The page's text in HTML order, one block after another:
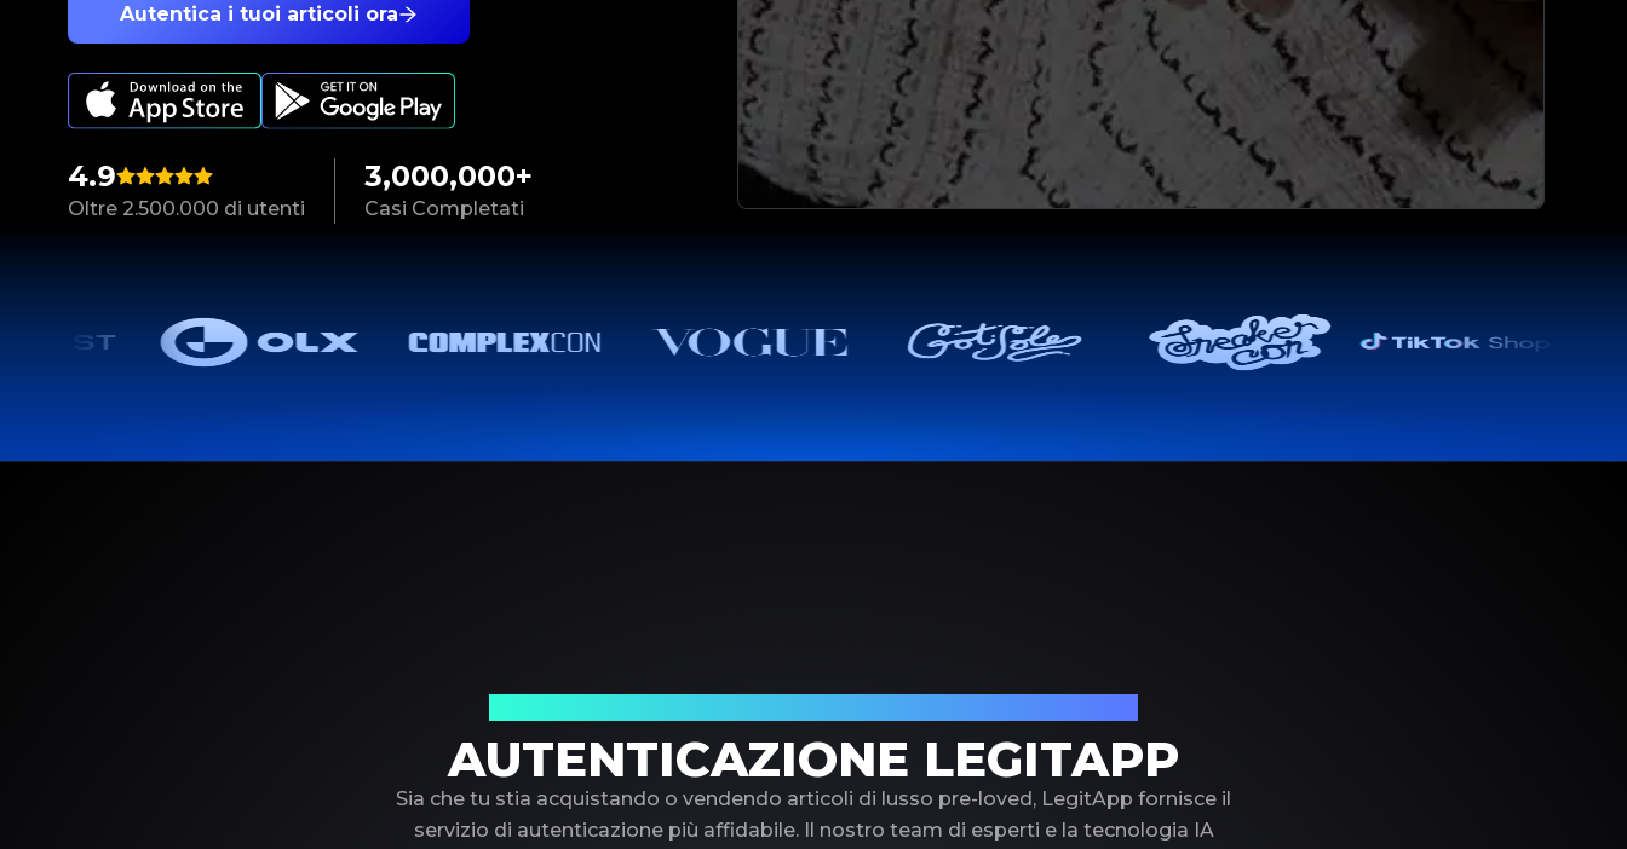
4.9
Oltre 2.500.000 di utenti
3,000,000+
Casi Completati
Autentica i tuoi articoli ora
AUTENTICAZIONE LEGITAPP
Sia che tu stia acquistando o vendendo articoli di lusso pre-loved, LegitApp fornisce il
servizio di autenticazione più affidabile. Il nostro team di esperti e la tecnologia IA